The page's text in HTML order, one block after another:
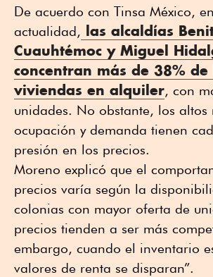
De acuerdo con Tinsa México,
actualidad,
las alcaldías
Cuauhtémoc y Miguel
concentran más de 38% de
viviendas en alquiler, con
unidades. No obstante, los altos
ocupación y demanda tienen
presión en los precios.
Moreno explicó que el
precios varía según la
colonias con mayor oferta de
precios tienden a ser más
embargo, cuando el inventario
valores de renta se disparan”.